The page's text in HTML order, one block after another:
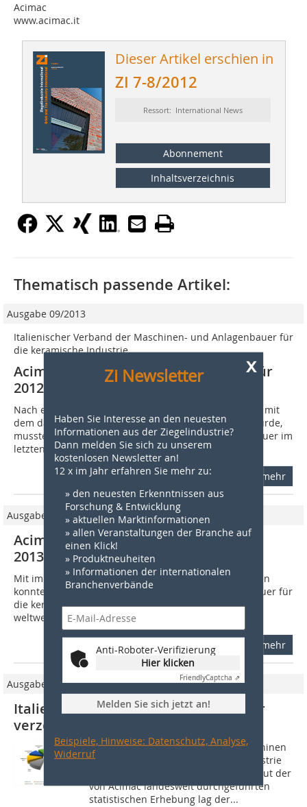
Acimac
www.acimac.it
Dieser Artikel erschien in
ZI 7-8/2012
Ressort: International News
Abonnement
Inhaltsverzeichnis
x
Zi Newsletter
Haben Sie Interesse an den neuesten
Informationen aus der Ziegelindustrie?
Dann melden Sie sich zu unserem
kostenlosen Newsletter an!
12 x im Jahr erfahren Sie mehr zu:
» den neuesten Erkenntnissen aus
Forschung & Entwicklung
» aktuellen Marktinformationen
» allen Veranstaltungen der Branche auf
einen Klick!
» Produktneuheiten
» Informationen der internationalen
Branchenverbände
Anti-Roboter-Verifizierung
Hier klicken
FriendlyCaptcha ⇗
Melden Sie sich jetzt an!
Beispiele, Hinweise: Datenschutz, Analyse,
Widerruf
Thematisch passende Artikel:
Ausgabe 09/2013
Italienischer Verband der Maschinen- und Anlagenbauer für
die keramische Industrie
Acimac meldet 1,667 Mrd. € Umsatz für
2012
Nach einem starken Umsatzwachstum 2011 (+26,2?%), mit
dem das Niveau vor der Krise 2008 wieder erreicht wurde,
mussten die italienischen Maschinen- und Anlagenbauer im
letzten Jahr einen leichten...
mehr
Ausgabe 06/2014
Acimac meldet Umsatzsteigerung für
2013 – getragen vom Export
Mit im Vergleich zum Vorjahr verbesserten Ergebnissen
konnten die italienischen Maschinen- und Anlagenbauer für
die keramische Industrie ihre Stellung als einer der
weltweiten Marktführer behaupten....
mehr
Ausgabe 6/2016
Italienische Keramikmaschinenbauer
verzeichnen 2015 Rekordumsatz
Die italienischen Hersteller von Maschinen
und Anlagen für die keramische Industrie
haben einen Rekordumsatz erzielt. Laut der
von Acimac landesweit durchgeführten
statistischen Erhebung lag der...